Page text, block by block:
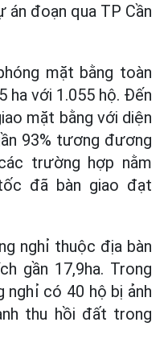
án đoạn qua TP Cần
mặt bằng toàn
ha với 1.055 hộ. Đến
mặt bằng với diện
93% tương đương
trường hợp nằm
đã bàn giao đạt
nghỉ thuộc địa bàn
gần 17,9ha. Trong
nghỉ có 40 hộ bị ảnh
thu hồi đất trong